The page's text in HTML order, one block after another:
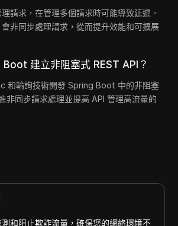
請求，在管理多個請求時可能導致延遲。
非同步處理請求，從而提升效能和可擴展
建立非阻塞式 REST API？
和輪詢技術開發 Spring Boot 中的非阻塞
非同步請求處理並提高 API 管理高流量的
和阻止欺詐流量，確保您的網絡環境不